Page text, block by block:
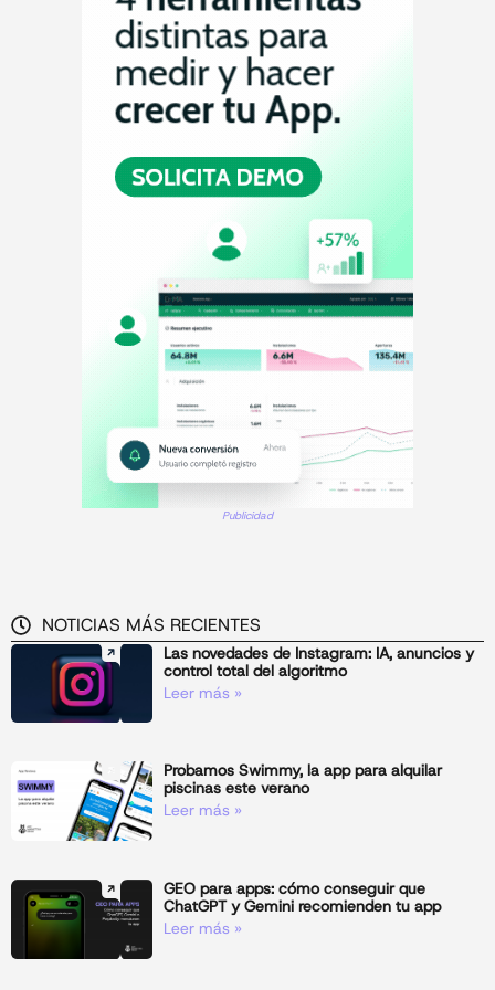
Publicidad
NOTICIAS MÁS RECIENTES
Las novedades de Instagram: IA, anuncios y
control total del algoritmo
Leer más »
Probamos Swimmy, la app para alquilar
piscinas este verano
Leer más »
GEO para apps: cómo conseguir que
ChatGPT y Gemini recomienden tu app
Leer más »